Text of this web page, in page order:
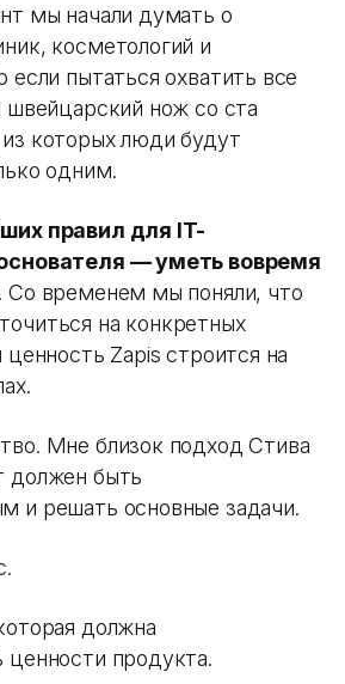
мы начали думать о
косметологий и
если пытаться охватить все
швейцарский нож со ста
которых люди будут
одним.
правил для IT-
— уметь вовремя
. Со временем мы поняли, что
на конкретных
ценность Zapis строится на
Мне близок подход Стива
должен быть
и решать основные задачи.
должна
ценности продукта.